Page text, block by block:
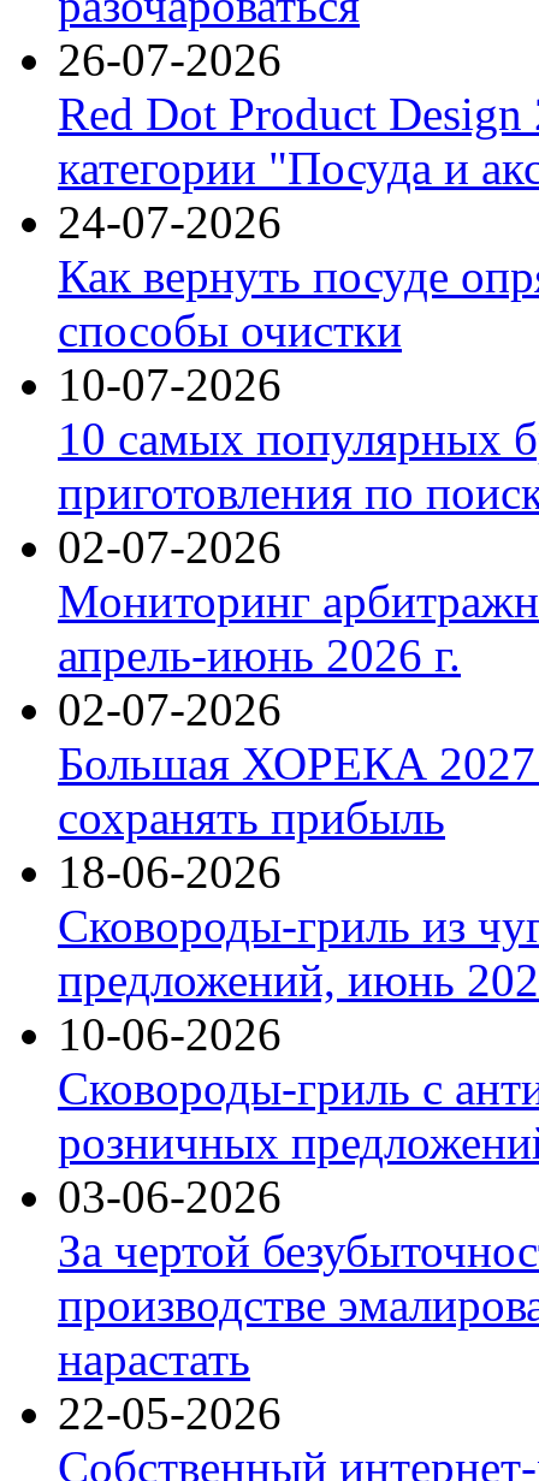
26-07-2026
Red Dot Product Design
категории "Посуда и
24-07-2026
Как вернуть посуде
способы очистки
10-07-2026
10 самых популярных
приготовления по
02-07-2026
Мониторинг
апрель-июнь 2026 г.
02-07-2026
Большая ХОРЕКА 2027:
сохранять прибыль
18-06-2026
Сковороды-гриль из
предложений, июнь
10-06-2026
Сковороды-гриль с
розничных
03-06-2026
За чертой
производстве
нарастать
22-05-2026
Собственный